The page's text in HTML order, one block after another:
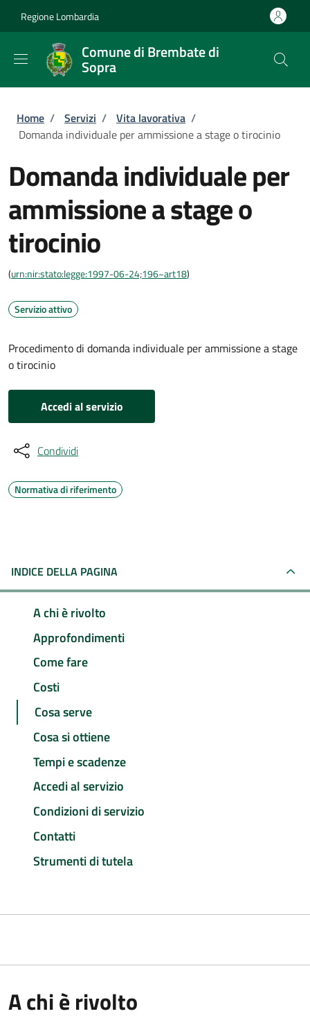
Regione Lombardia
Comune di Brembate di
Sopra
Briciole di pane
Home / Servizi / Vita lavorativa /
Domanda individuale per ammissione a stage o tirocinio
Domanda individuale per
ammissione a stage o
tirocinio
(urn:nir:stato:legge:1997-06-24;196~art18)
Servizio attivo
Procedimento di domanda individuale per ammissione a stage
o tirocinio
Accedi al servizio
Condividi
Normativa di riferimento
INDICE DELLA PAGINA
A chi è rivolto
Approfondimenti
Come fare
Costi
Cosa serve
Cosa si ottiene
Tempi e scadenze
Accedi al servizio
Condizioni di servizio
Contatti
Strumenti di tutela
A chi è rivolto